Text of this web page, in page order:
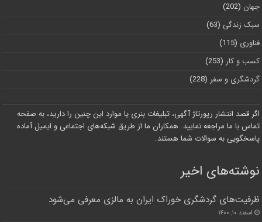
جهان (202)
سبک زندگی (63)
فناوری (115)
کسب و کار (253)
گردشگری و سفر (228)
اگر قصد انتشار رپورتاژ آگهی، تبلیغات بنری یا موارد این چنین را دارید، به صفحه
تماس با ما مراجعه نمایید. همکاران ما از طریق شبکه‌های اجتماعی و ایمیل آماده
پاسخگویی به سوالات شما هستند.
نوشته‌های اخیر
ظرفیت‌های گردشگری خوراک ایران به مالزی معرفی می‌شود
اسفند ۱۰, ۱۴۰۰